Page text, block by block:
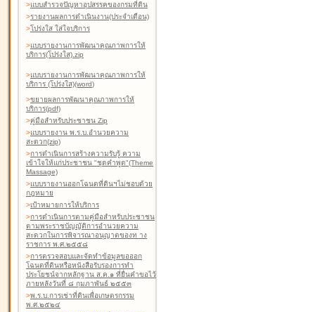
>แบบสำรวจปัญหาอุปสรรคของกรมที่ดิน
>รายงานผลการดำเนินงาน(ประจำเดือน)
>โปร่งใส ใส่ใจบริการ
>แบบรายงานการพัฒนาคุณภาพการให้
บริการ(โปร่งใส).zip
>แบบรายงานการพัฒนาคุณภาพการให้
บริการ (โปร่งใส)(word)
>ขยายผลการพัฒนาคุณภาพการให้
บริการ(pdf)
>คู่มือสำหรับประชาชน Zip
>แบบรายงาน พ.ร.บ.อำนวยความ
สะดวก(zip)
>การดำเนินการสร้างความรับรู้ ความ
เข้าใจให้แก่ประชาชน "ชุดคำพูด"(Theme
Massage)
>แบบรายงานออกโฉนดที่ดินฯไม่ชอบด้วย
กฎหมาย
>เป้าหมายการให้บริการ
>การดำเนินการตามคู่มือสำหรับประชาชน
ตามพระราชบัญญัติการอำนวยความ
สะดวกในการพิจารณาอนุญาตของท าง
ราชการ พ.ศ.๒๕๕๘
>การตรวจสอบและจัดทำข้อมูลขอออก
โฉนดที่ดินหรือหนังสือรับรองการทำ
ประโยชน์จากหลักฐาน ส.ค.๑ ที่ยื่นคำขอไว้
ภายหลังวันที่ ๘ กุมภาพันธ์ ๒๕๕๓
>พ.ร.บ.การเช่าที่ดินเพื่อเกษตรกรรม
พ.ศ.๒๕๒๔